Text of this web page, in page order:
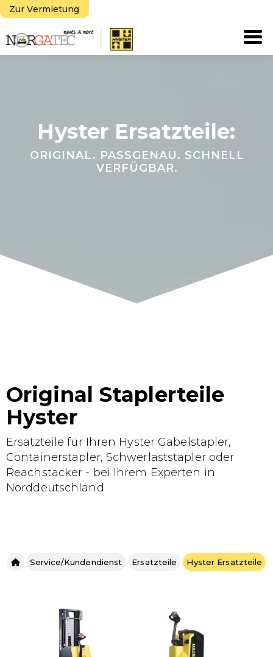
Zur Vermietung
Hyster Ersatzteile:
ORIGINAL. PASSGENAU. SCHNELL
VERFÜGBAR.
Original Staplerteile
Hyster
Ersatzteile für Ihren Hyster Gabelstapler,
Containerstapler, Schwerlaststapler oder
Reachstacker - bei Ihrem Experten in
Norddeutschland
Service/Kundendienst Ersatzteile Hyster Ersatzteile